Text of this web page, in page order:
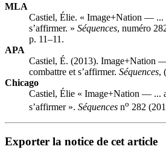
MLA
Castiel, Élie. « Image+Nation — ...
s’affirmer. » Séquences, numéro
p. 11–11.
APA
Castiel, É. (2013). Image+Nation
combattre et s’affirmer. Séquences,
Chicago
Castiel, Élie « Image+Nation — ...
s’affirmer ». Séquences no 282
Exporter la notice de cet article